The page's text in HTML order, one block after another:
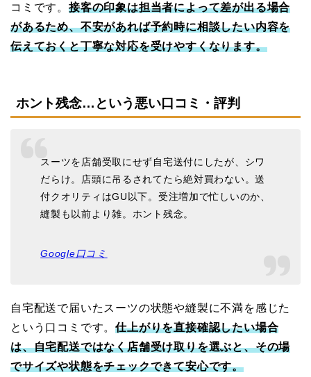
コミです。 接客の印象は担当者によって差が出る場合
があるため、不安があれば予約時に相談したい内容を
伝えておくと丁寧な対応を受けやすくなります。
ホント残念…という悪い口コミ・評判
スーツを店舗受取にせず自宅送付にしたが、シワ
だらけ。店頭に吊るされてたら絶対買わない。送
付クオリティはGU以下。受注増加で忙しいのか、
縫製も以前より雑。ホント残念。
Google口コミ
自宅配送で届いたスーツの状態や縫製に不満を感じた
という口コミです。仕上がりを直接確認したい場合
は、自宅配送ではなく店舗受け取りを選ぶと、その場
でサイズや状態をチェックできて安心です。